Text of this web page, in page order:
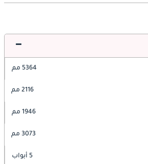
5364 مم
2116 مم
1946 مم
3073 مم
5 أبواب